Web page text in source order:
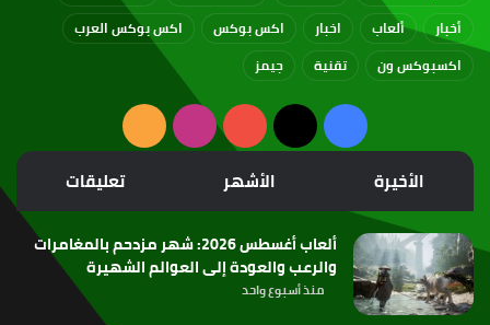
أخبار
ألعاب اخبار اكس بوكس
اكس بوكس العرب
اكسبوكس ون
تقنية جيمز
فيسبوك
‫X
‫YouTubeانستقرامملخص
الموقع
RSS
الأخيرة الأشهر تعليقات
ألعاب أغسطس 2026: شهر مزدحم بالمغامرات
والرعب والعودة إلى العوالم الشهيرة
منذ أسبوع واحد